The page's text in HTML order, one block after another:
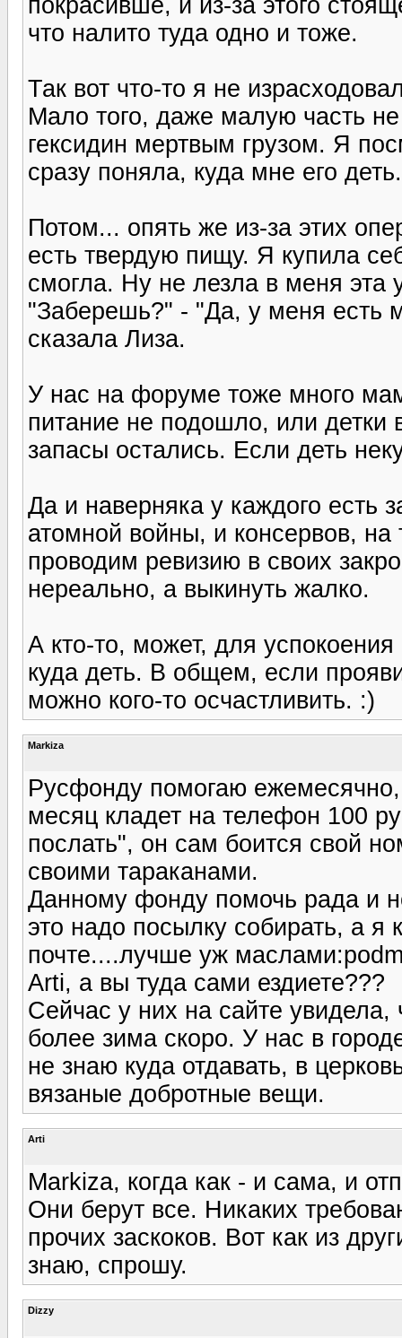
что налито туда одно и тоже.
Так вот что-то я не
Мало того, даже малую часть
гексидин мертвым грузом. Я
сразу поняла, куда мне его деть.
Потом... опять же из-за этих
есть твердую пищу. Я купила
смогла. Ну не лезла в меня
"Заберешь?" - "Да, у меня есть
сказала Лиза.
У нас на форуме тоже много
питание не подошло, или детки
запасы остались. Если деть
Да и наверняка у каждого есть
атомной войны, и консервов,
проводим ревизию в своих
нереально, а выкинуть жалко.
А кто-то, может, для
куда деть. В общем, если
можно кого-то осчастливить. :)
Markiza
Русфонду помогаю
месяц кладет на телефон 100
послать", он сам боится свой
своими тараканами.
Данному фонду помочь рада и
это надо посылку собирать, а я
почте....лучше уж
Arti, а вы туда сами ездиете???
Сейчас у них на сайте
более зима скоро. У нас в
не знаю куда отдавать, в
вязаные добротные вещи.
Arti
Markiza, когда как - и сама, и
Они берут все. Никаких
прочих заскоков. Вот как из
знаю, спрошу.
Dizzy